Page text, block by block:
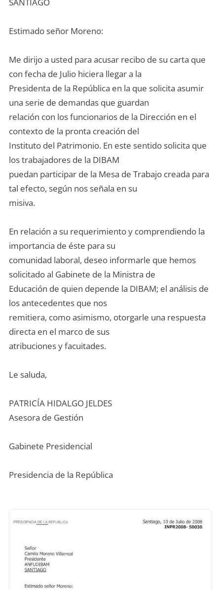
SANTIAGO
Estimado señor Moreno:
Me dirijo a usted para acusar recibo de su carta que
con fecha de Julio hiciera llegar a la
Presidenta de la República en la que solicita asumir
una serie de demandas que guardan
relación con los funcionarios de la Dirección en el
contexto de la pronta creación del
Instituto del Patrimonio. En este sentido solicita que
los trabajadores de la DIBAM
puedan participar de la Mesa de Trabajo creada para
tal efecto, según nos señala en su
misiva.
En relación a su requerimiento y comprendiendo la
importancia de éste para su
comunidad laboral, deseo informarle que hemos
solicitado al Gabinete de la Ministra de
Educación de quien depende la DIBAM; el análisis de
los antecedentes que nos
remitiera, como asimismo, otorgarle una respuesta
directa en el marco de sus
atribuciones y facuitades.
Le saluda,
PATRICÍA HIDALGO JELDES
Asesora de Gestión
Gabinete Presidencial
Presidencia de la República